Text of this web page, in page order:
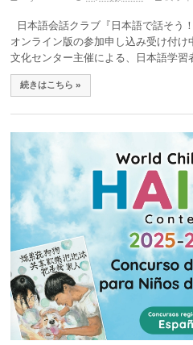
日本語会話クラブ『日本語で話そ
オンライン版の参加申し込み受け付
文化センター主催による、日本語学習
続きはこちら »